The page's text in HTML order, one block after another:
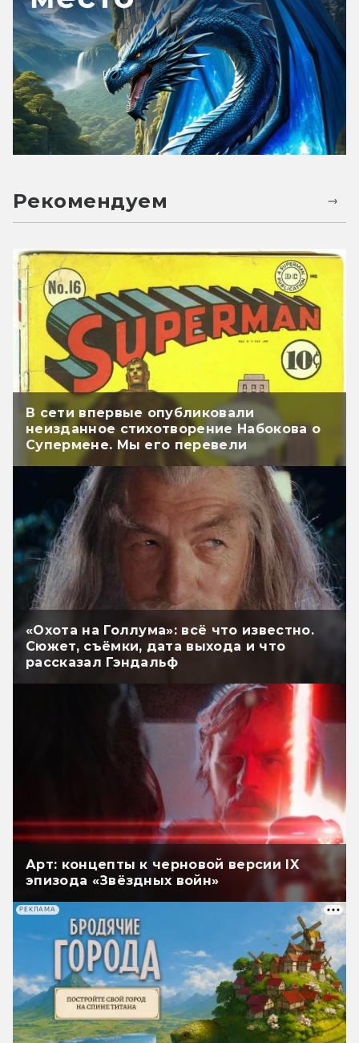
Рекомендуем
В сети впервые опубликовали
неизданное стихотворение Набокова о
Супермене. Мы его перевели
«Охота на Голлума»: всё что известно.
Сюжет, съёмки, дата выхода и что
рассказал Гэндальф
Арт: концепты к черновой версии IX
эпизода «Звёздных войн»
РЕКЛАМА